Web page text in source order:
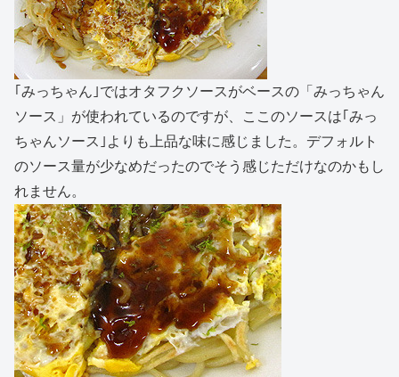
｢みっちゃん｣ではオタフクソースがベースの「みっちゃん
ソース」が使われているのですが、ここのソースは｢みっ
ちゃんソース｣よりも上品な味に感じました。デフォルト
のソース量が少なめだったのでそう感じただけなのかもし
れません。